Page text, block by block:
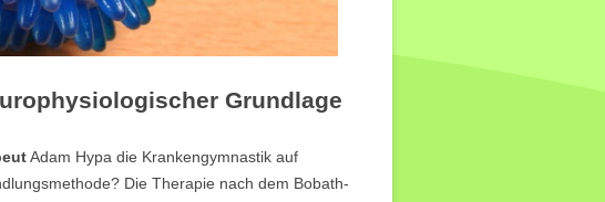
Grundlage
Adam Hypa die Krankengymnastik auf
Die Therapie nach dem Bobath-